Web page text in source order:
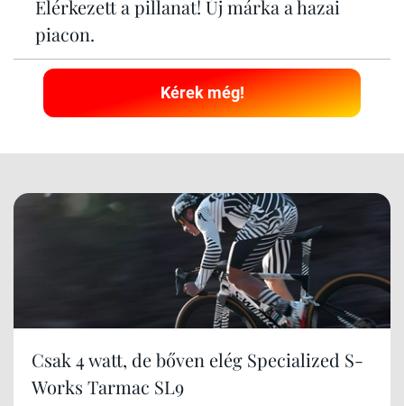
Elérkezett a pillanat! Új márka a hazai
piacon.
Kérek még!
Csak 4 watt, de bőven elég Specialized S-
Works Tarmac SL9